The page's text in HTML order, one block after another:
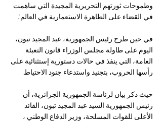
وطموحات ثورتهم التحريرية المجيدة التي ساهمت
في القضاء على الظاهرة الاستعمارية في العالم".
في حين طرح رئيس الجمهورية، عبد المجيد تبون،
اليوم على طاولة مجلس الوزراء قانون التعبئة
العامة، التي ينفذ في حالات دستورية إستثنائية على
رأسها الحروب، بتجنيد واستدعاء جنود الاحتياط.
حيث ذكر بيان لرئاسة الجمهورية الجزائرية، أن
رئيس الجمهورية السيد عبد المجيد تبون، القائد
الأعلى للقوات المسلحة، وزير الدفاع الوطني ،